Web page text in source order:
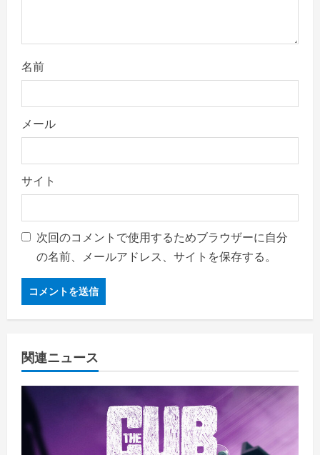
名前
メール
サイト
次回のコメントで使用するためブラウザーに自分
の名前、メールアドレス、サイトを保存する。
関連ニュース